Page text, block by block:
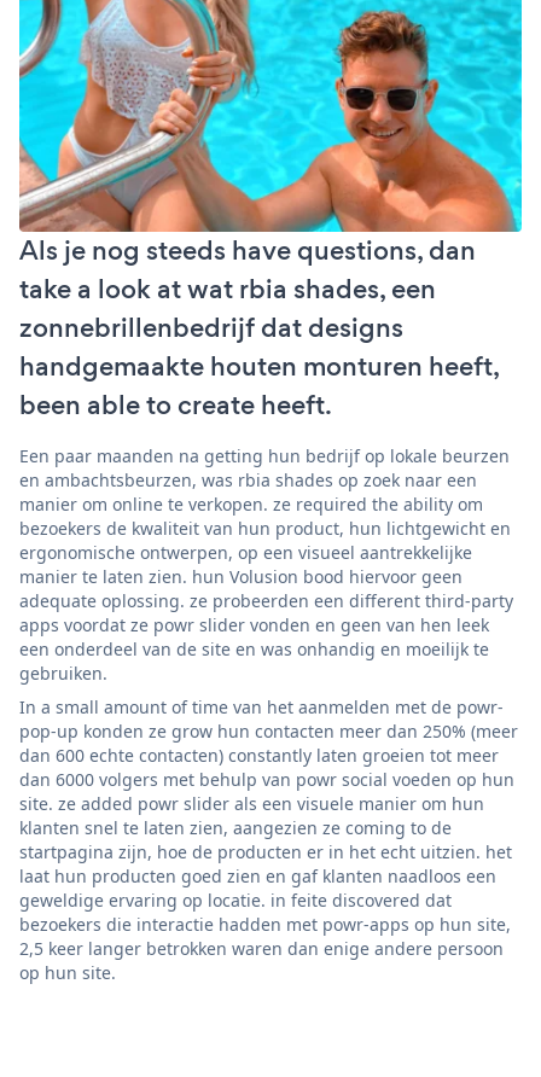
Als je nog steeds have questions, dan
take a look at wat rbia shades, een
zonnebrillenbedrijf dat designs
handgemaakte houten monturen heeft,
been able to create heeft.
Een paar maanden na getting hun bedrijf op lokale beurzen
en ambachtsbeurzen, was rbia shades op zoek naar een
manier om online te verkopen. ze required the ability om
bezoekers de kwaliteit van hun product, hun lichtgewicht en
ergonomische ontwerpen, op een visueel aantrekkelijke
manier te laten zien. hun Volusion bood hiervoor geen
adequate oplossing. ze probeerden een different third-party
apps voordat ze powr slider vonden en geen van hen leek
een onderdeel van de site en was onhandig en moeilijk te
gebruiken.
In a small amount of time van het aanmelden met de powr-
pop-up konden ze grow hun contacten meer dan 250% (meer
dan 600 echte contacten) constantly laten groeien tot meer
dan 6000 volgers met behulp van powr social voeden op hun
site. ze added powr slider als een visuele manier om hun
klanten snel te laten zien, aangezien ze coming to de
startpagina zijn, hoe de producten er in het echt uitzien. het
laat hun producten goed zien en gaf klanten naadloos een
geweldige ervaring op locatie. in feite discovered dat
bezoekers die interactie hadden met powr-apps op hun site,
2,5 keer langer betrokken waren dan enige andere persoon
op hun site.